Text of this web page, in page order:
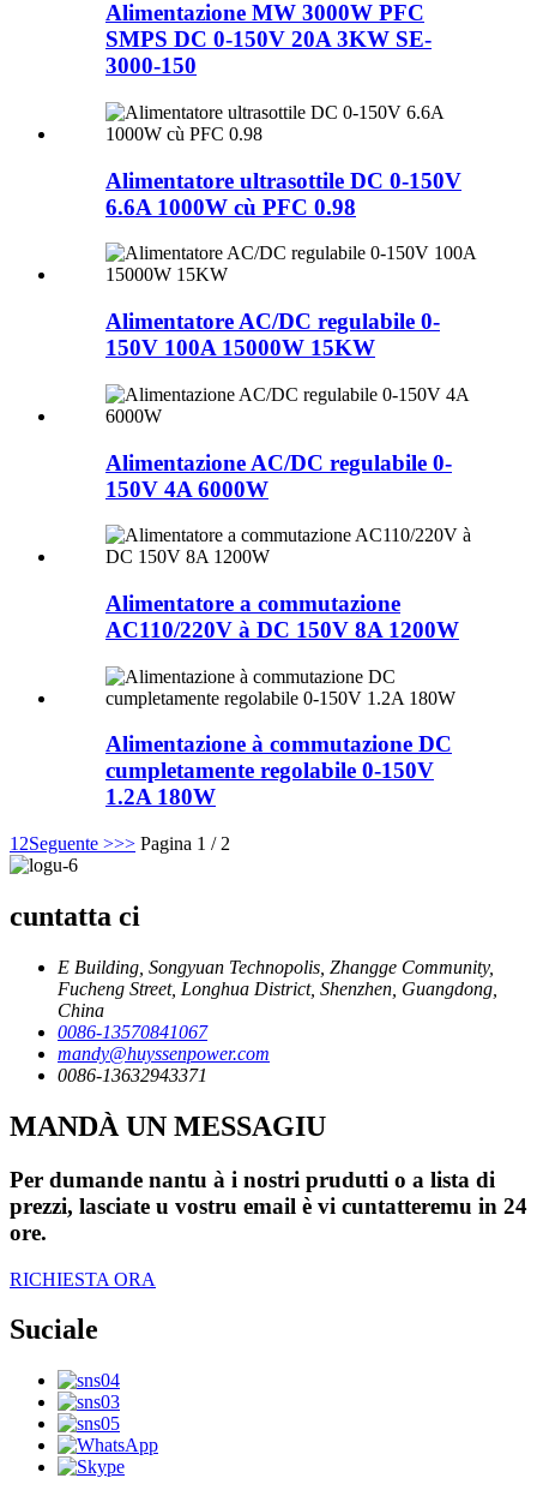
Alimentazione MW 3000W PFC
SMPS DC 0-150V 20A 3KW SE-
3000-150
Alimentatore ultrasottile DC 0-150V
6.6A 1000W cù PFC 0.98
Alimentatore AC/DC regulabile 0-
150V 100A 15000W 15KW
Alimentazione AC/DC regulabile 0-
150V 4A 6000W
Alimentatore a commutazione
AC110/220V à DC 150V 8A 1200W
Alimentazione à commutazione DC
cumpletamente regolabile 0-150V
1.2A 180W
1 2Seguente >>> Pagina 1 / 2
cuntatta ci
E Building, Songyuan Technopolis, Zhangge Community,
Fucheng Street, Longhua District, Shenzhen, Guangdong,
China
0086-13570841067
mandy@huyssenpower.com
0086-13632943371
MANDÀ UN MESSAGIU
Per dumande nantu à i nostri prudutti o a lista di
prezzi, lasciate u vostru email è vi cuntatteremu in 24
ore.
RICHIESTA ORA
Suciale